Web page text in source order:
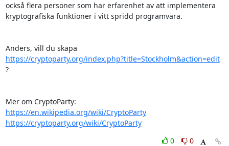
också flera personer som har erfarenhet av att implementera
kryptografiska funktioner i vitt spridd programvara.
https://cryptoparty.org/index.php?title=Stockholm&action=edit
?
https://en.wikipedia.org/wiki/CryptoParty
https://cryptoparty.org/wiki/CryptoParty
0
0